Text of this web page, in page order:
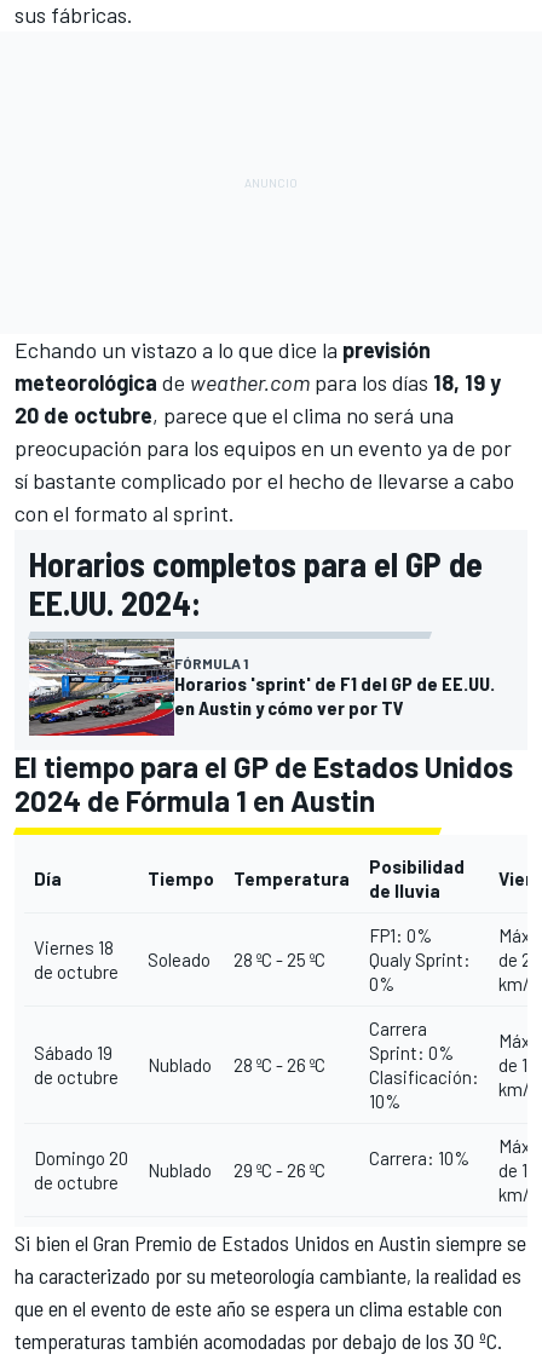
sus fábricas.
Echando un vistazo a lo que dice la previsión
meteorológica de weather.com para los días 18, 19 y
20 de octubre, parece que el clima no será una
preocupación para los equipos en un evento ya de por
sí bastante complicado por el hecho de llevarse a cabo
con el formato al sprint.
Horarios completos para el GP de
EE.UU. 2024:
FÓRMULA 1
Horarios 'sprint' de F1 del GP de EE.UU.
en Austin y cómo ver por TV
El tiempo para el GP de Estados Unidos
2024 de Fórmula 1 en Austin
Día Tiempo Temperatura
Posibilidad
de lluvia
Viernes 18
de octubre
Soleado 28 ºC - 25 ºC
FP1: 0%
Qualy Sprint:
0%
de 20
km/h
Sábado 19
de octubre
Nublado 28 ºC - 26 ºC
Carrera
Sprint: 0%
Clasificación:
10%
de 15
km/h
Domingo 20
de octubre
Nublado 29 ºC - 26 ºC
Carrera: 10%
de 10
km/h
Si bien el Gran Premio de Estados Unidos en Austin siempre se
ha caracterizado por su meteorología cambiante, la realidad es
que en el evento de este año se espera un clima estable con
temperaturas también acomodadas por debajo de los 30 ºC.